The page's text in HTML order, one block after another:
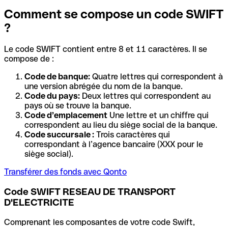
Comment se compose un code SWIFT
?
Le code SWIFT contient entre 8 et 11 caractères. Il se
compose de :
Code de banque: Quatre lettres qui correspondent à
une version abrégée du nom de la banque.
Code du pays: Deux lettres qui correspondent au
pays où se trouve la banque.
Code d’emplacement Une lettre et un chiffre qui
correspondent au lieu du siège social de la banque.
Code succursale : Trois caractères qui
correspondant à l’agence bancaire (XXX pour le
siège social).
Transférer des fonds avec Qonto
Code SWIFT RESEAU DE TRANSPORT
D'ELECTRICITE
Comprenant les composantes de votre code Swift,